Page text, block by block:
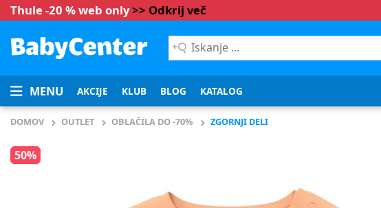
Thule -20 % web only>> Odkrij več
Iskanje
...
MENU AKCIJE KLUB BLOG KATALOG
DOMOV OUTLET OBLAČILA DO -70% ZGORNJI DELI
50%